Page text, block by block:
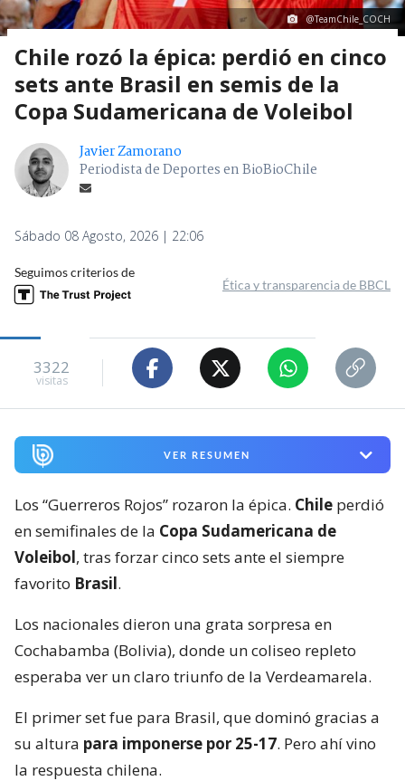
@TeamChile_COCH
Chile rozó la épica: perdió en cinco
sets ante Brasil en semis de la
Copa Sudamericana de Voleibol
Javier Zamorano
Periodista de Deportes en BioBioChile
Sábado 08 Agosto, 2026 | 22:06
Seguimos criterios de
Ética y transparencia de BBCL
3322
visitas
VER RESUMEN
Los “Guerreros Rojos” rozaron la épica. Chile perdió
en semifinales de la Copa Sudamericana de
Voleibol, tras forzar cinco sets ante el siempre
favorito Brasil.
Los nacionales dieron una grata sorpresa en
Cochabamba (Bolivia), donde un coliseo repleto
esperaba ver un claro triunfo de la Verdeamarela.
El primer set fue para Brasil, que dominó gracias a
su altura para imponerse por 25-17. Pero ahí vino
la respuesta chilena.